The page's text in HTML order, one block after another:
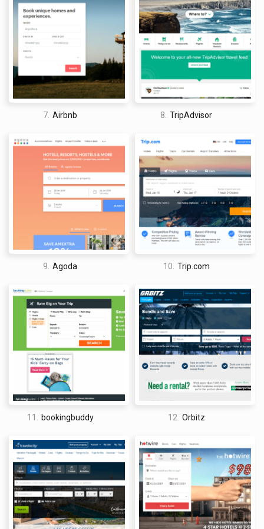
Expedia. Sorprendentemente, los tres sitios web de reserva de
viajes ofrecían exactamente el mismo precio hasta el último
centavo.
Y por último, comparé los precios de una habitación de
huéspedes tradicional en el SheratonNew YorkTimes Square
Hotel. El precio total, incluidos todos los impuestos y tarifas,
fue de $485.84 en Priceline, $494.69 en Booking.com y $485.82
en Expedia.
Comparé algunas otras listas de hoteles y encontré que los
precios de los hoteles de Priceline eran iguales o inferiores a
los de otros sitios web de reserva de viajes, por lo que
realmente te ahorrará dinero en tu próxima estadía.
¿Es seguro reservar a través de Priceline? ¿Es
Priceline legítimo? ¿Es Priceline un sitio web
confiable para reservar hoteles?
Priceline es un sitio web legítimo para reservar viajes en línea,
incluyendo habitaciones de hotel. Para determinar su
seguridad y confiabilidad, hemos consultado fuentes como
ConsumerAffairs y el Better Business Bureau.
acreditado y le otorga una calificación de B. Sin embargo, la
página tiene 1.04 de 5 estrellas basado en opiniones de
clientes, pero las opiniones no se toman en cuenta al calcular
la calificación del BBB. Una revisión más detallada de las
opiniones muestra que la mayoría de las quejas se centraron
en no ser reembolsado por reservas canceladas. A menos
que la oferta específicamente mencione cancelaciones
gratuitas, Priceline tiene una política de no reembolso que se
Aunque hubo más quejas sobre algunos de sus otros
servicios, no hubo mucho más en cuanto a sus reservas de
hotel.
Priceline tiene 3.2 estrellas de 5 en ConsumerAffairs. Si bien la
mayoría de las quejas tenían que ver con la falta de
reembolsos, hubo algunas quejas sobre información errónea,
como desconocer la tarifa de Priceline o que Priceline no
transmitiera el número de huéspedes que se alojarían en el
7. Airbnb 8. TripAdvisor
9. Agoda 10. Trip.com
11. bookingbuddy 12. Orbitz